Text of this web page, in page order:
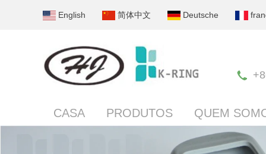
English 简体中文 Deutsche
CASA PRODUTOS QUEM